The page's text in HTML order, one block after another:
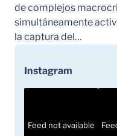
de complejos
simultáneamente
la captura del…
Instagram
Feed not available